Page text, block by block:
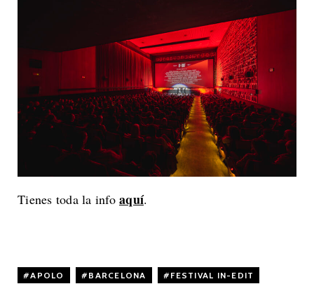
Tienes toda la info aquí.
APOLO BARCELONA FESTIVAL IN-EDIT